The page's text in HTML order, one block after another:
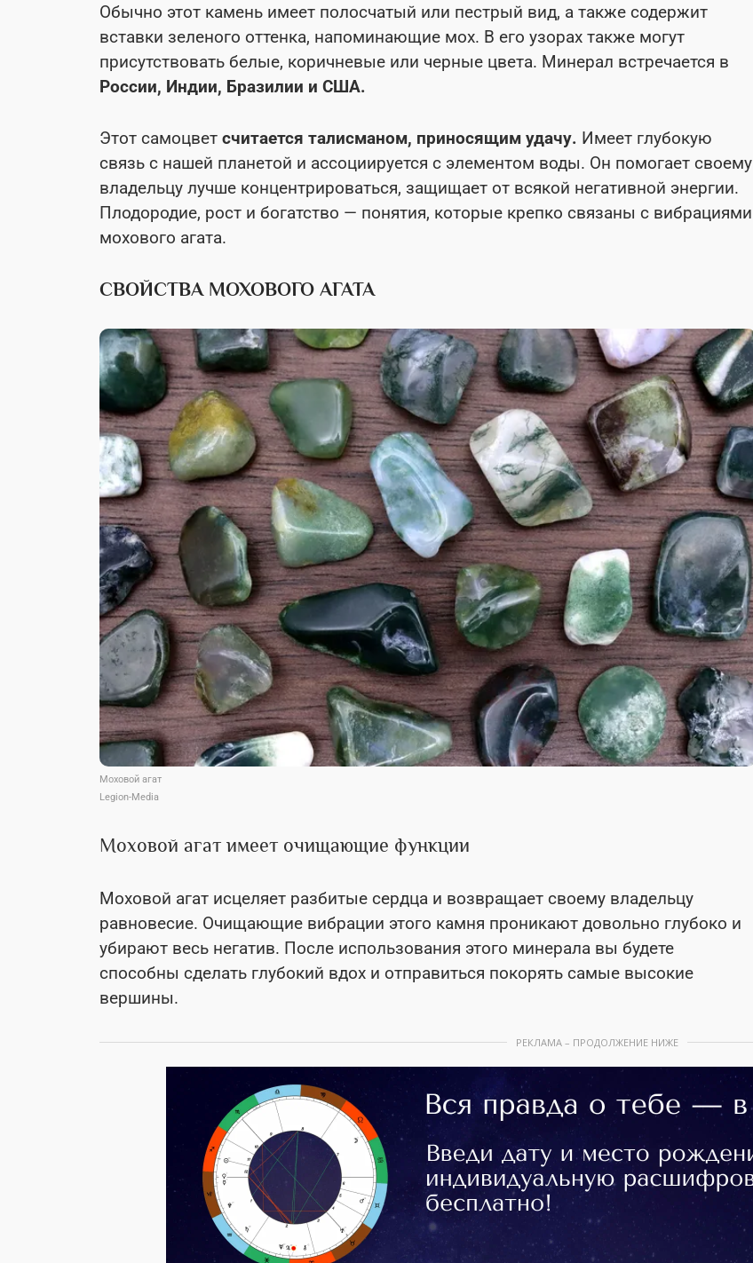
Обычно этот камень имеет полосчатый или пестрый вид, а также содержит
вставки зеленого оттенка, напоминающие мох. В его узорах также могут
присутствовать белые, коричневые или черные цвета. Минерал встречается в
России, Индии, Бразилии и США.
Этот самоцвет считается талисманом, приносящим удачу. Имеет глубокую
связь с нашей планетой и ассоциируется с элементом воды. Он помогает своему
владельцу лучше концентрироваться, защищает от всякой негативной энергии.
Плодородие, рост и богатство — понятия, которые крепко связаны с вибрациями
мохового агата.
СВОЙСТВА МОХОВОГО АГАТА
Моховой агат
Legion-Media
Моховой агат имеет очищающие функции
Моховой агат исцеляет разбитые сердца и возвращает своему владельцу
равновесие. Очищающие вибрации этого камня проникают довольно глубоко и
убирают весь негатив. После использования этого минерала вы будете
способны сделать глубокий вдох и отправиться покорять самые высокие
вершины.
РЕКЛАМА – ПРОДОЛЖЕНИЕ НИЖЕ